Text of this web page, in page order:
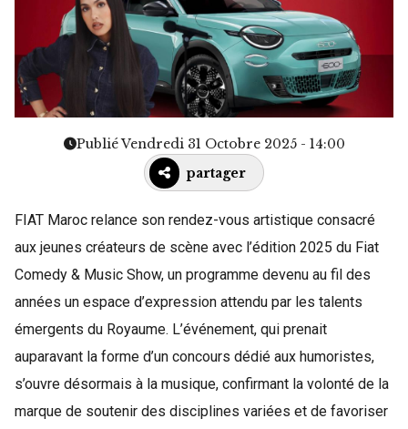
Publié Vendredi 31 Octobre 2025 - 14:00
partager
FIAT Maroc relance son rendez-vous artistique consacré
aux jeunes créateurs de scène avec l’édition 2025 du Fiat
Comedy & Music Show, un programme devenu au fil des
années un espace d’expression attendu par les talents
émergents du Royaume. L’événement, qui prenait
auparavant la forme d’un concours dédié aux humoristes,
s’ouvre désormais à la musique, confirmant la volonté de la
marque de soutenir des disciplines variées et de favoriser